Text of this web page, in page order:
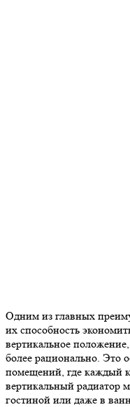
Одним из главных
их способность
вертикальное
более рационально. Это
помещений, где каждый
вертикальный радиатор
гостиной или даже в